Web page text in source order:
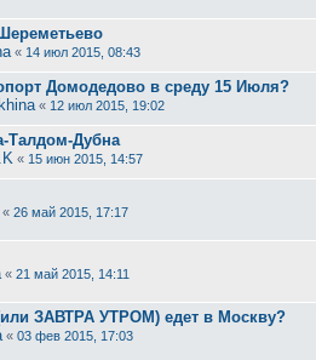
« 14 июл 2015, 08:43
Домодедово в среду 15 Июля?
« 12 июл 2015, 19:02
Талдом-Дубна
« 15 июн 2015, 14:57
« 26 май 2015, 17:17
« 21 май 2015, 14:11
ЗАВТРА УТРОМ) едет в Москву?
« 03 фев 2015, 17:03